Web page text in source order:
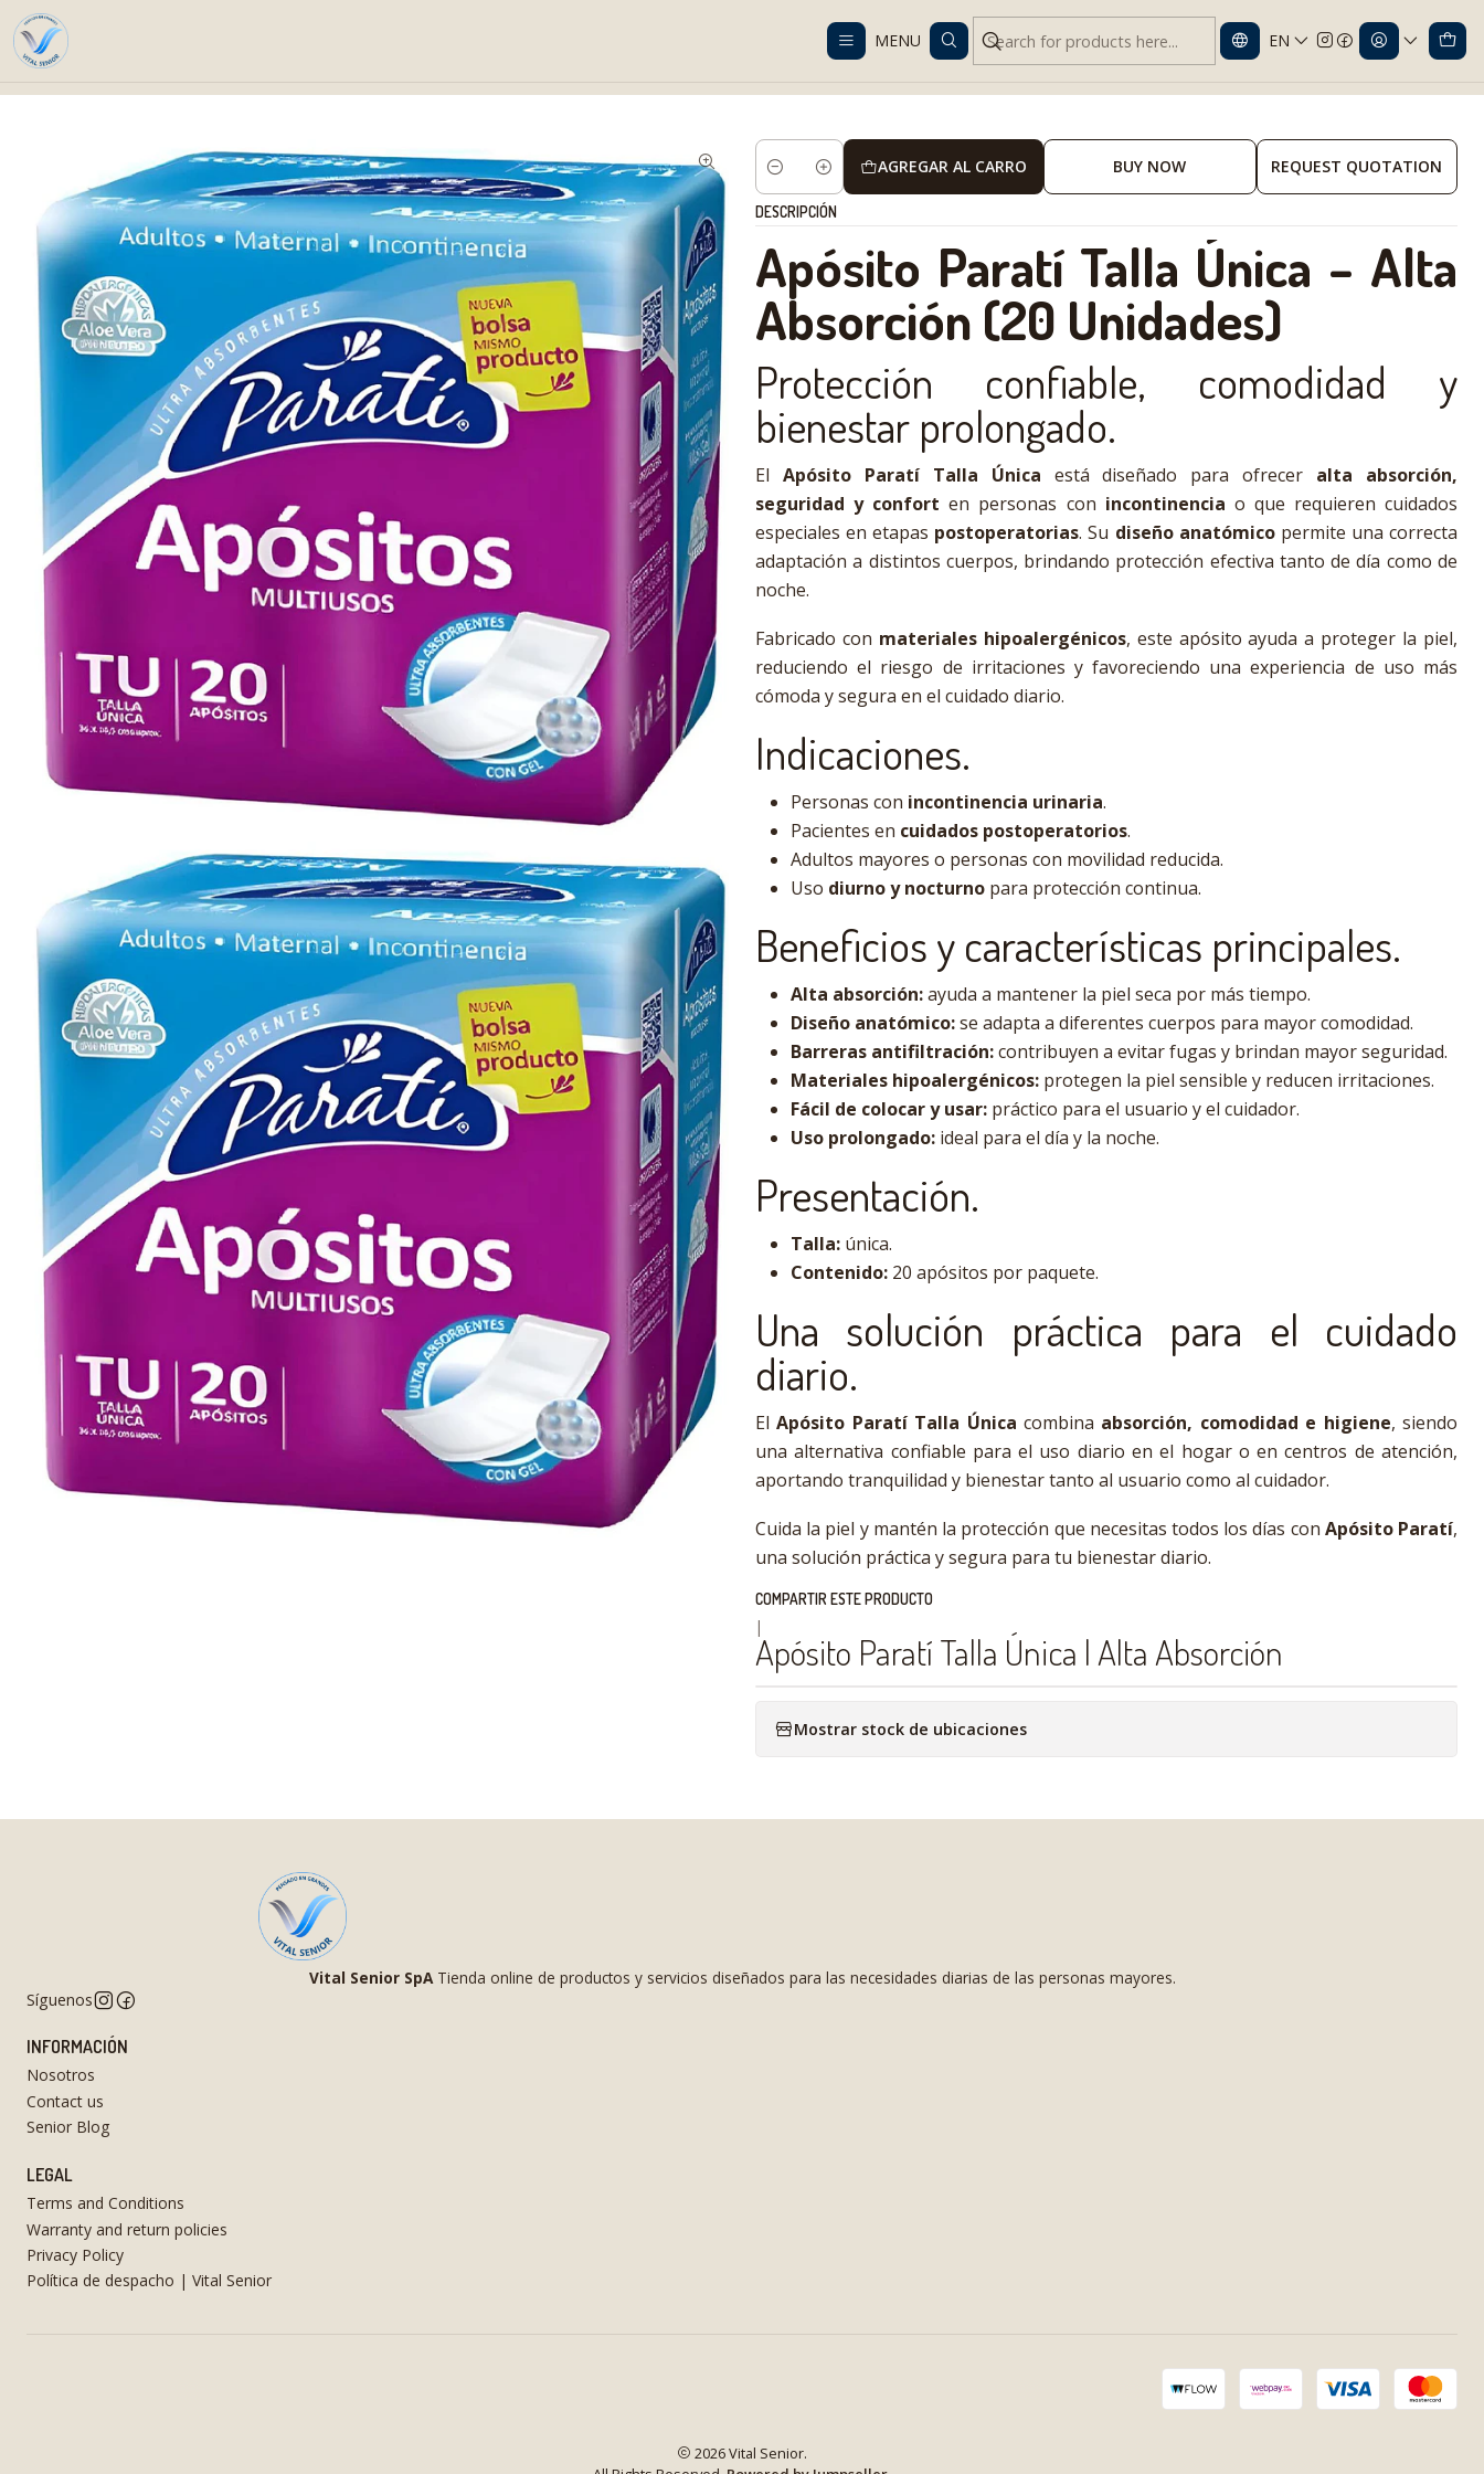
MENU EN
Despacho gratis en RM desde $100.000. Revisa las condiciones.
Apósito Paratí Talla Única | Alta Absorción
Cantidad
AGREGAR AL CARRO BUY NOW REQUEST QUOTATION
DESCRIPCIÓN
Apósito Paratí Talla Única – Alta
Absorción (20 Unidades)
Protección confiable, comodidad y
bienestar prolongado.
El Apósito Paratí Talla Única está diseñado para ofrecer alta absorción,
seguridad y confort en personas con incontinencia o que requieren cuidados
especiales en etapas postoperatorias. Su diseño anatómicopermite una correcta
adaptación a distintos cuerpos, brindando protección efectiva tanto de día como de
noche.
Fabricado con materiales hipoalergénicos, este apósito ayuda a proteger la piel,
reduciendo el riesgo de irritaciones y favoreciendo una experiencia de uso más
cómoda y segura en el cuidado diario.
Indicaciones.
Personas con incontinencia urinaria.
Pacientes en cuidados postoperatorios.
Adultos mayores o personas con movilidad reducida.
Uso diurno y nocturno para protección continua.
Beneficios y características principales.
Alta absorción:ayuda a mantener la piel seca por más tiempo.
Diseño anatómico:se adapta a diferentes cuerpos para mayor comodidad.
Barreras antifiltración:contribuyen a evitar fugas y brindan mayor seguridad.
Materiales hipoalergénicos: protegen la piel sensible y reducen irritaciones.
Fácil de colocar y usar: práctico para el usuario y el cuidador.
Uso prolongado: ideal para el día y la noche.
Presentación.
Talla: única.
Contenido: 20 apósitos por paquete.
Una solución práctica para el cuidado
diario.
ElApósito Paratí Talla Única combina absorción, comodidad e higiene, siendo
una alternativa confiable para el uso diario en el hogar o en centros de atención,
aportando tranquilidad y bienestar tanto al usuario como al cuidador.
Cuida la piel y mantén la protección que necesitas todos los días con Apósito Paratí,
una solución práctica y segura para tu bienestar diario.
COMPARTIR ESTE PRODUCTO
|
Apósito Paratí Talla Única | Alta Absorción
Mostrar stock de ubicaciones
Vital Senior SpATienda online de productos y servicios diseñados para las necesidades diarias de las personas mayores.
Síguenos
INFORMACIÓN
Nosotros
Contact us
Senior Blog
LEGAL
Terms and Conditions
Warranty and return policies
Privacy Policy
Política de despacho | Vital Senior
2026 Vital Senior.